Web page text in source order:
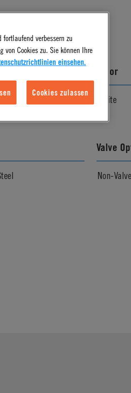
6.9 bar per line
Color
White
Valve
Non-
verbessern zu
von Cookies zu. Sie können Ihre
einsehen.
Cookies zulassen